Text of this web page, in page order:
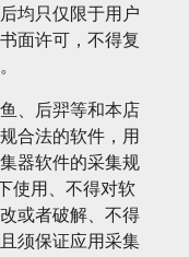
均只仅限于用户
面许可，不得复
、后羿等和本店
合法的软件，用
器软件的采集规
使用、不得对软
或者破解、不得
须保证应用采集